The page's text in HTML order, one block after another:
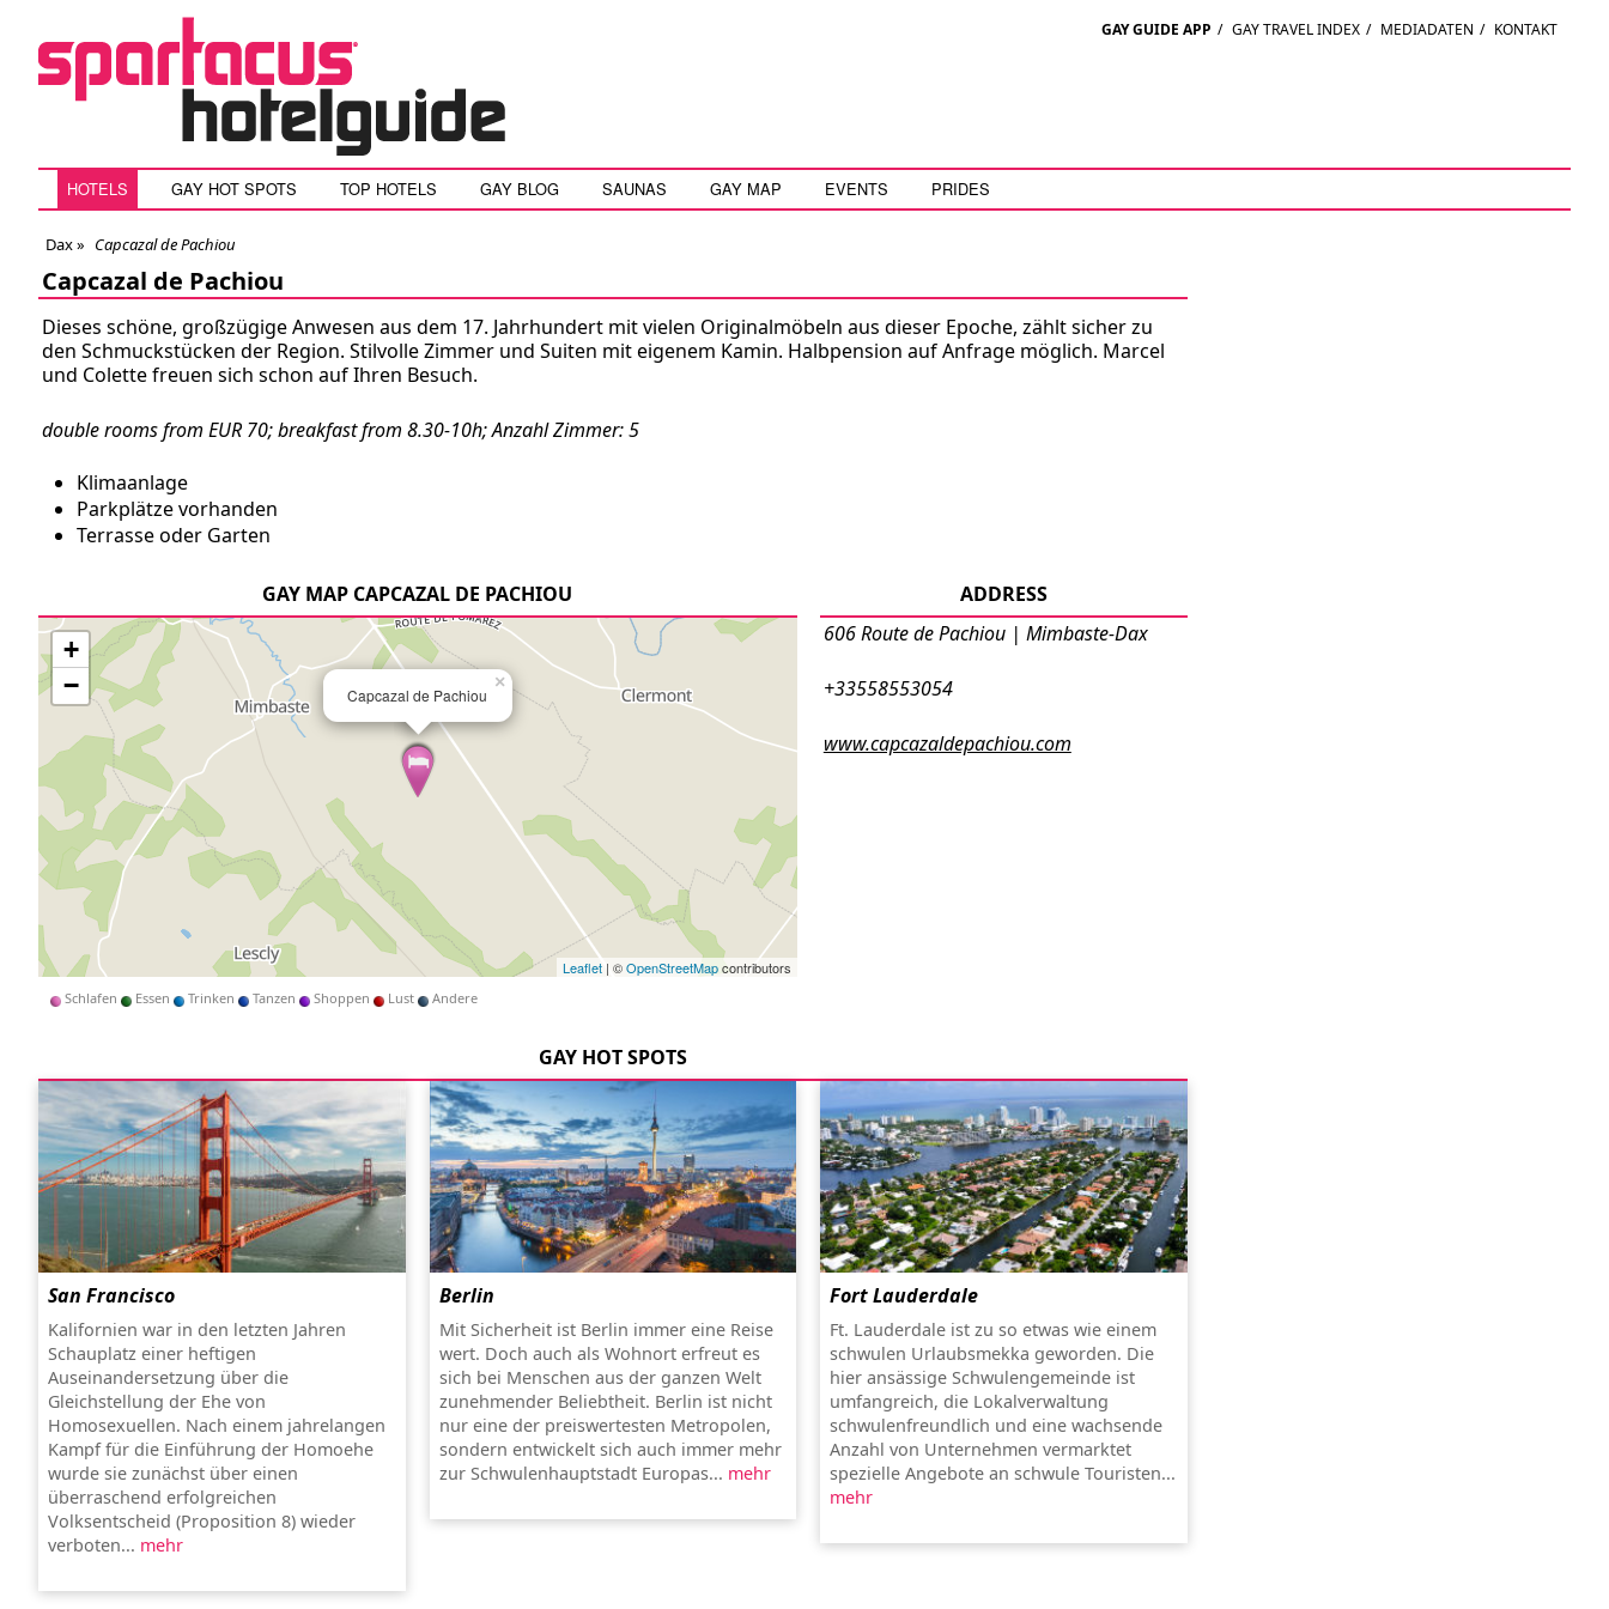
GAY GUIDE APP / GAY TRAVEL INDEX / MEDIADATEN / KONTAKT
HOTELS GAY HOT SPOTS TOP HOTELS GAY BLOG SAUNAS GAY MAP EVENTS PRIDES
Dax» Capcazal de Pachiou
Capcazal de Pachiou
Dieses schöne, großzügige Anwesen aus dem 17. Jahrhundert mit vielen Originalmöbeln aus dieser Epoche, zählt sicher zu
den Schmuckstücken der Region. Stilvolle Zimmer und Suiten mit eigenem Kamin. Halbpension auf Anfrage möglich. Marcel
und Colette freuen sich schon auf Ihren Besuch.
double rooms from EUR 70; breakfast from 8.30-10h; Anzahl Zimmer: 5
Klimaanlage
Parkplätze vorhanden
Terrasse oder Garten
ADDRESS
606 Route de Pachiou | Mimbaste-Dax
+33558553054
www.capcazaldepachiou.com
GAY MAP CAPCAZAL DE PACHIOU
Capcazal de Pachiou
×
+
−
Leaflet| ©OpenStreetMapcontributors
Schlafen Essen Trinken Tanzen Shoppen Lust Andere
GAY HOT SPOTS
San Francisco
Kalifornien war in den letzten Jahren
Schauplatz einer heftigen
Auseinandersetzung über die
Gleichstellung der Ehe von
Homosexuellen. Nach einem jahrelangen
Kampf für die Einführung der Homoehe
wurde sie zunächst über einen
überraschend erfolgreichen
Volksentscheid (Proposition 8) wieder
verboten... mehr
Berlin
Mit Sicherheit ist Berlin immer eine Reise
wert. Doch auch als Wohnort erfreut es
sich bei Menschen aus der ganzen Welt
zunehmender Beliebtheit. Berlin ist nicht
nur eine der preiswertesten Metropolen,
sondern entwickelt sich auch immer mehr
zur Schwulenhauptstadt Europas... mehr
Fort Lauderdale
Ft. Lauderdale ist zu so etwas wie einem
schwulen Urlaubsmekka geworden. Die
hier ansässige Schwulengemeinde ist
umfangreich, die Lokalverwaltung
schwulenfreundlich und eine wachsende
Anzahl von Unternehmen vermarktet
spezielle Angebote an schwule Touristen...
mehr